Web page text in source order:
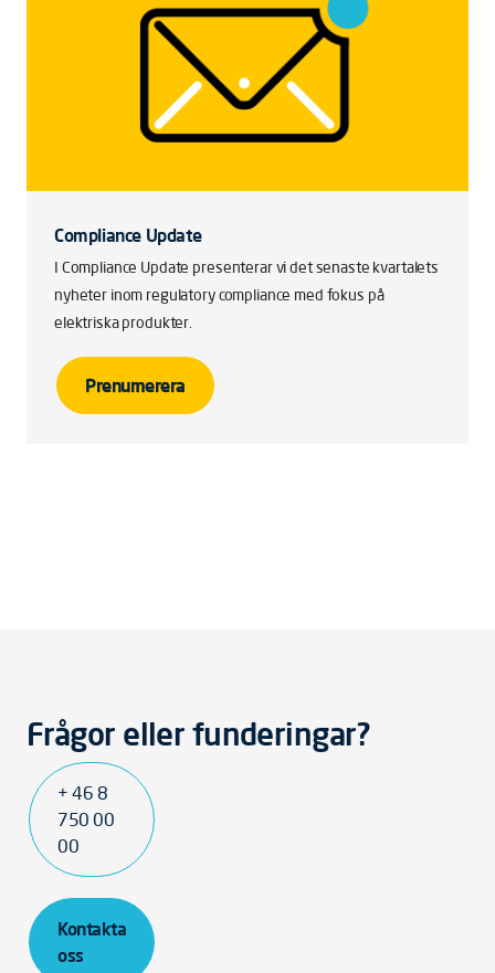
Compliance Update
I Compliance Update presenterar vi det senaste kvartalets
nyheter inom regulatory compliance med fokus på
elektriska produkter.
Prenumerera
Frågor eller funderingar?
+ 46 8
750 00
00
Kontakta
oss